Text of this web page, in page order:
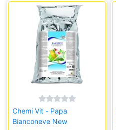
Chemi Vit - Papa
Bianconeve New